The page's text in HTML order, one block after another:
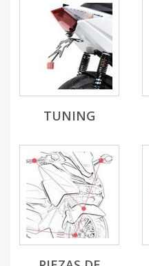
TUNING